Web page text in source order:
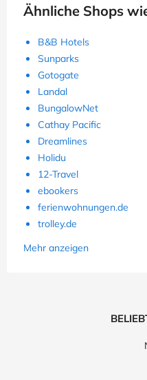
Ähnliche Shops
B&B Hotels
Sunparks
Gotogate
Landal
BungalowNet
Cathay Pacific
Dreamlines
Holidu
12-Travel
ebookers
ferienwohnungen.de
trolley.de
Mehr anzeigen